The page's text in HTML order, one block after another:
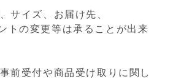
サイズ、お届け先、
トの変更等は承ることが出来
前受付や商品受け取りに関し